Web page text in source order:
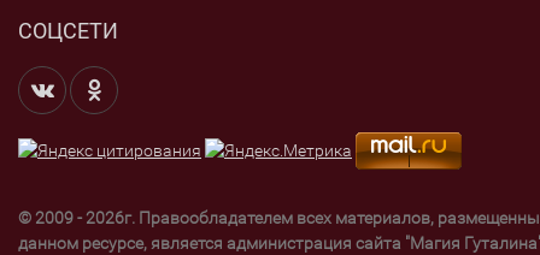
СОЦСЕТИ
© 2009 - 2026г. Правообладателем всех материалов,
данном ресурсе, является администрация сайта "Магия